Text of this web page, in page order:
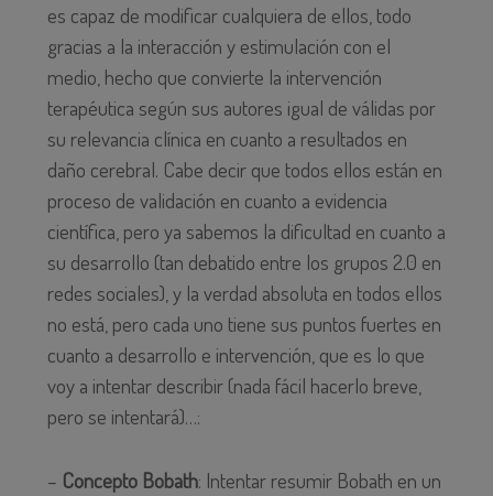
es capaz de modificar cualquiera de ellos, todo
gracias a la interacción y estimulación con el
medio, hecho que convierte la intervención
terapéutica según sus autores igual de válidas por
su relevancia clínica en cuanto a resultados en
daño cerebral. Cabe decir que todos ellos están en
proceso de validación en cuanto a evidencia
científica, pero ya sabemos la dificultad en cuanto a
su desarrollo (tan debatido entre los grupos 2.0 en
redes sociales), y la verdad absoluta en todos ellos
no está, pero cada uno tiene sus puntos fuertes en
cuanto a desarrollo e intervención, que es lo que
voy a intentar describir (nada fácil hacerlo breve,
pero se intentará)…:
– Concepto Bobath: Intentar resumir Bobath en un